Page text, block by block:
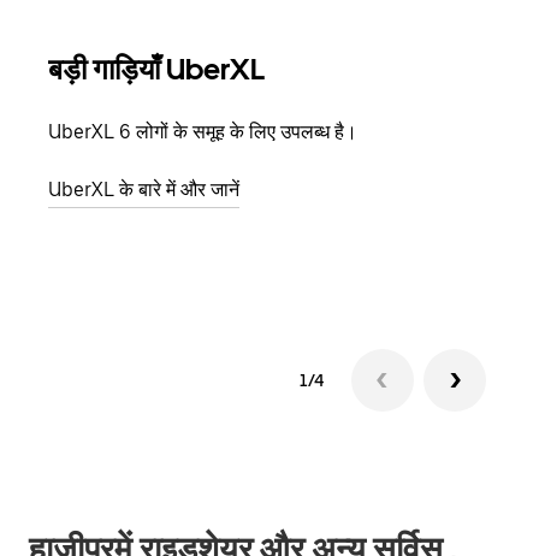
बड़ी गाड़ियाँ UberXL
UberXL 6 लोगों के समूह के लिए उपलब्ध है।
UberXL के बारे में और जानें
1/4